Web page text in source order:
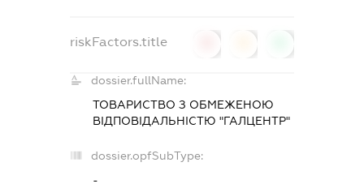
riskFactors.title
dossier.fullName:
ТОВАРИСТВО З ОБМЕЖЕНОЮ
ВІДПОВІДАЛЬНІСТЮ "ГАЛЦЕНТР"
dossier.opfSubType:
-